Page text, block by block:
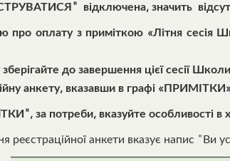
відключена, значить
про оплату з приміткою «Літня сесія
до завершення цієї сесії
анкету, вказавши в графі
за потреби, вказуйте особливості в
реєстраційної анкети вказує напис "Ви